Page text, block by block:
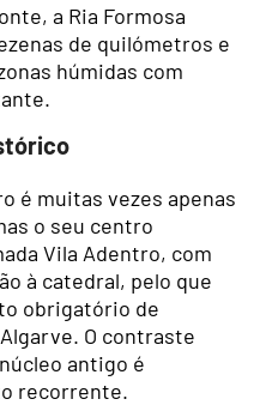
a Ria Formosa
de quilómetros e
húmidas com
é muitas vezes apenas
o seu centro
Vila Adentro, com
à catedral, pelo que
obrigatório de
O contraste
antigo é
recorrente.